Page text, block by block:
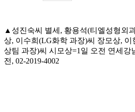
▲성진숙씨 별세, 황용석(티엘성형외
상, 이수희(LG화학 과장)씨 장모상, 이
상팀 과장)씨 시모상=1일 오전 연세강
전, 02-2019-4002